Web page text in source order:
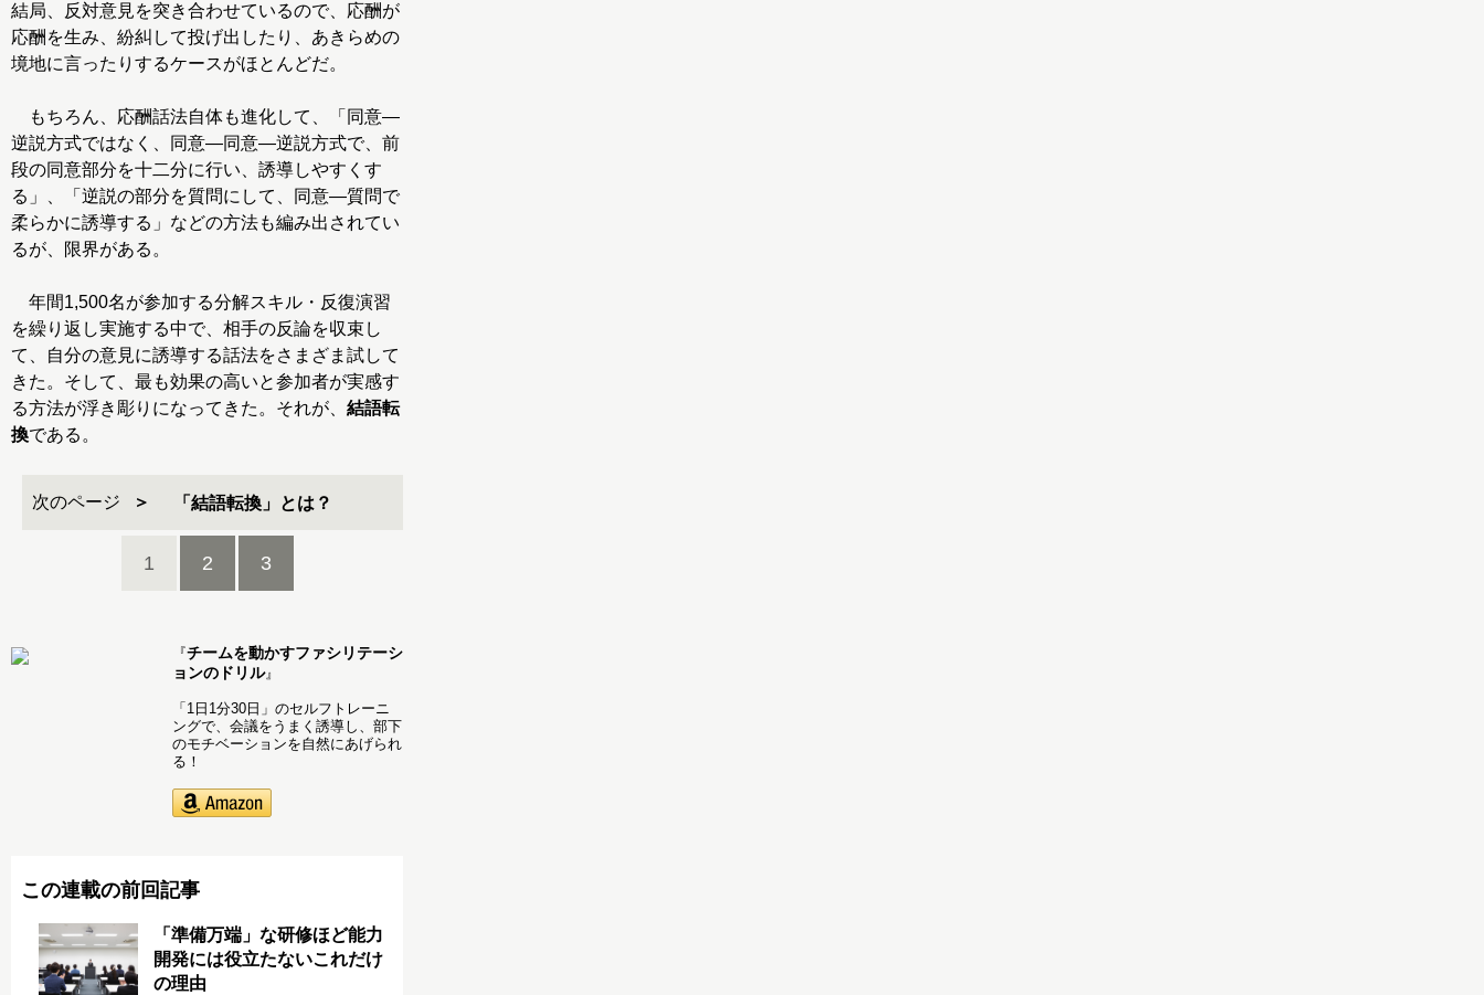
結局、反対意見を突き合わせているので、応酬が
応酬を生み、紛糾して投げ出したり、あきらめの
境地に言ったりするケースがほとんどだ。
もちろん、応酬話法自体も進化して、「同意―
逆説方式ではなく、同意―同意―逆説方式で、前
段の同意部分を十二分に行い、誘導しやすくす
る」、「逆説の部分を質問にして、同意―質問で
柔らかに誘導する」などの方法も編み出されてい
るが、限界がある。
年間1,500名が参加する分解スキル・反復演習
を繰り返し実施する中で、相手の反論を収束し
て、自分の意見に誘導する話法をさまざま試して
きた。そして、最も効果の高いと参加者が実感す
る方法が浮き彫りになってきた。それが、 結語転
換である。
次のページ 「結語転換」とは？
1 2 3
『チームを動かすファシリテーシ
ョンのドリル』
「1日1分30日」のセルフトレーニ
ングで、会議をうまく誘導し、部下
のモチベーションを自然にあげられ
る！
この連載の前回記事
「準備万端」な研修ほど能力
開発には役立たないこれだけ
の理由